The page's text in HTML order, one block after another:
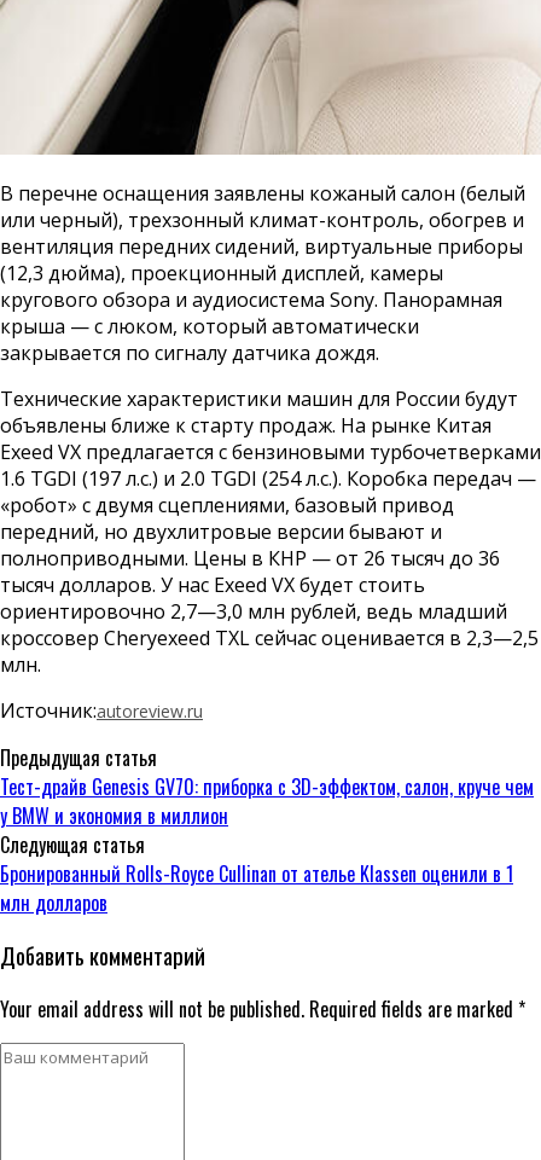
В перечне оснащения заявлены кожаный салон (белый
или черный), трехзонный климат-контроль, обогрев и
вентиляция передних сидений, виртуальные приборы
(12,3 дюйма), проекционный дисплей, камеры
кругового обзора и аудиосистема Sony. Панорамная
крыша — с люком, который автоматически
закрывается по сигналу датчика дождя.
Технические характеристики машин для России будут
объявлены ближе к старту продаж. На рынке Китая
Exeed VX предлагается с бензиновыми турбочетверками
1.6 TGDI (197 л.с.) и 2.0 TGDI (254 л.с.). Коробка передач —
«робот» с двумя сцеплениями, базовый привод
передний, но двухлитровые версии бывают и
полноприводными. Цены в КНР — от 26 тысяч до 36
тысяч долларов. У нас Exeed VX будет стоить
ориентировочно 2,7—3,0 млн рублей, ведь младший
кроссовер Cheryexeed TXL сейчас оценивается в 2,3—2,5
млн.
Источник:autoreview.ru
Предыдущая статья
Тест-драйв Genesis GV70: приборка с 3D-эффектом, салон, круче чем
у BMW и экономия в миллион
Следующая статья
Бронированный Rolls-Royce Cullinan от ателье Klassen оценили в 1
млн долларов
Добавить комментарий
Your email address will not be published. Required fields are marked *